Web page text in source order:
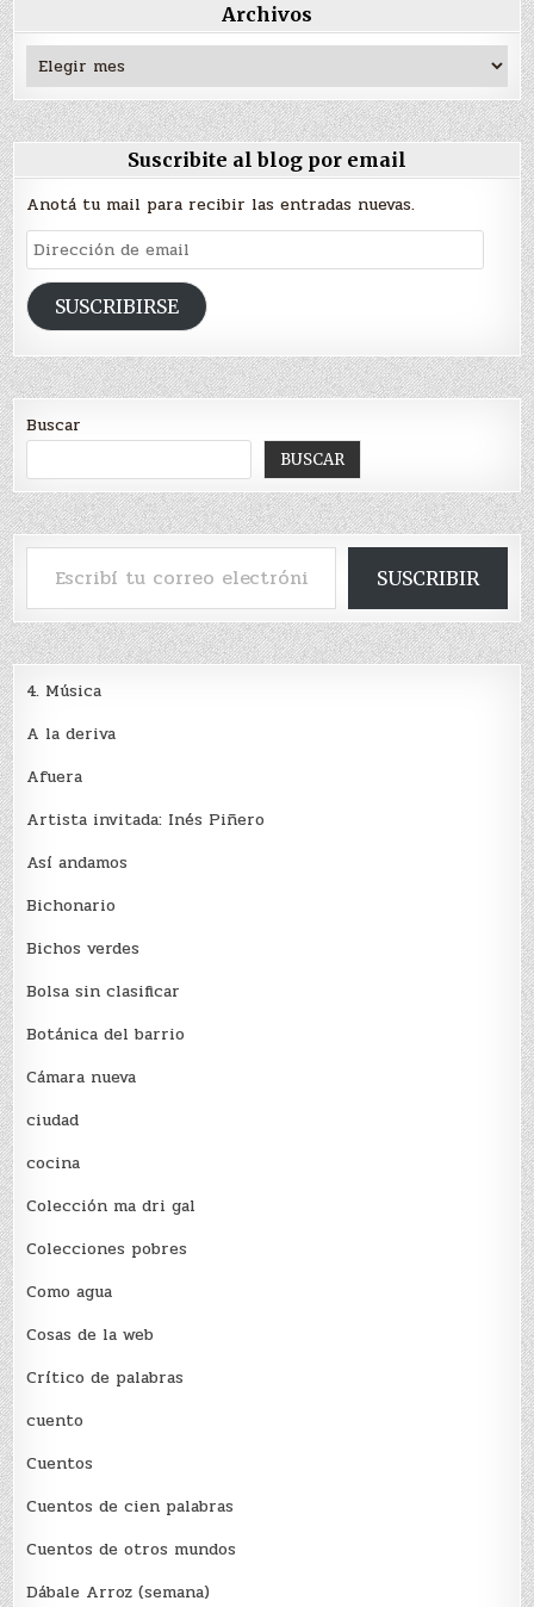
Archivos
Archivos
Suscribite al blog por email
Anotá tu mail para recibir las entradas nuevas.
Dirección
de
emailSUSCRIBIRSE
Buscar
BUSCAR
Escribí tu correo electrónico…
SUSCRIBIR
4. Música
A la deriva
Afuera
Artista invitada: Inés Piñero
Así andamos
Bichonario
Bichos verdes
Bolsa sin clasificar
Botánica del barrio
Cámara nueva
ciudad
cocina
Colección ma dri gal
Colecciones pobres
Como agua
Cosas de la web
Crítico de palabras
cuento
Cuentos
Cuentos de cien palabras
Cuentos de otros mundos
Dábale Arroz (semana)